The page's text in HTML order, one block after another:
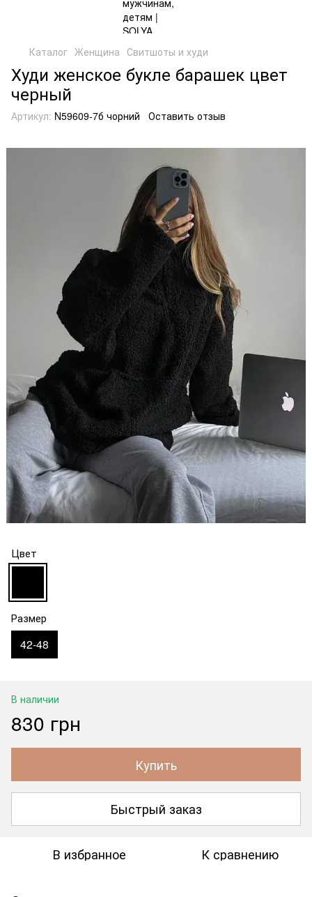
Каталог Женщина Свитшоты и худи
Худи женское букле барашек цвет
черный
Артикул: N59609-7б чорний Оставить отзыв
Цвет
Размер
42-48
В наличии
830 грн
Купить
Быстрый заказ
В избранное К сравнению